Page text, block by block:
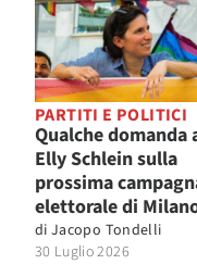
PARTITI E POLITICI
Qualche domanda
Elly Schlein sulla
prossima
elettorale di
di Jacopo Tondelli
30 Luglio 2026